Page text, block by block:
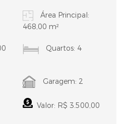
Área Principal:
468,00 m²
Quartos: 4
Garagem: 2
Valor: R$ 3.500,00